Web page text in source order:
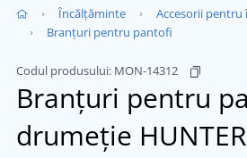
Încălţăminte
Accesorii
Branțuri pentru pantofi
Codul produsului: MON-14312
Branțuri pentru
drumeție